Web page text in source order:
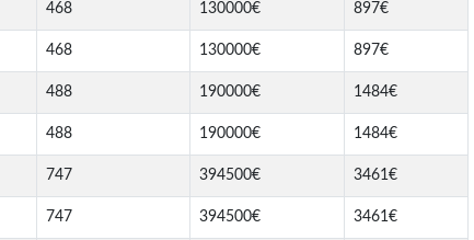
468 130000€ 897€
468 130000€ 897€
488 190000€ 1484€
488 190000€ 1484€
747 394500€ 3461€
747 394500€ 3461€